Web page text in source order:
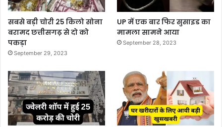
सबसे बड़ी चोरी 25 किलो सोना
बरामद छत्तीसगढ़ से दो को
पकड़ा
September 29, 2023
UP में एक बार फिर सुसाइड का
मामला सामने आया
September 28, 2023